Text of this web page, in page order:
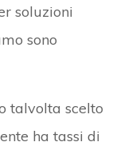
soluzioni
sono
talvolta scelto
ha tassi di